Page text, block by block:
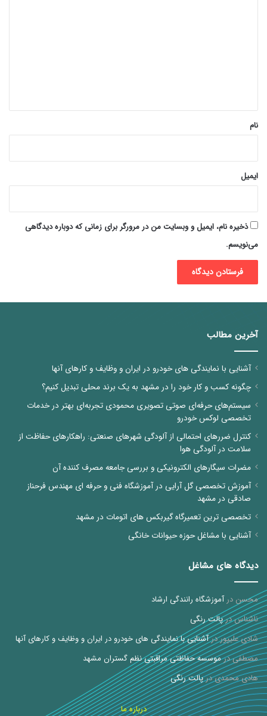
نام
ایمیل
ذخیره نام، ایمیل و وبسایت من در مرورگر برای زمانی که دوباره دیدگاهی
می‌نویسم.
آخرین مطالب
آشنایی با نمایندگی های خودرو در ایران و وظایف و کارهای آنها
چگونه کسب و کار خود را در مشهد به یک برند محلی تبدیل کنیم؟
سیستم‌های حرفه‌ای صوتی تصویری محمودی تجربه‌ای بهتر در خدمات
تخصصی لوکس خودرو
کنترل ضررهای احتمالی از آلودگی شهرهای صنعتی: راهکارهای حفاظت از
سلامت در آلودگی هوا
مضرات سیگارهای الکترونیکی و بررسی جامعه مصرف کننده آن
آموزش تخصصی گل آرایی در آموزشگاه فنی و حرفه ای مهندس فرحناز
صادقی در مشهد
تخصصی ترین تعمیرگاه گیربکس های اتومات در مشهد
آشنایی با مشاغل حوزه حیوانات خانگی
دیدگاه های مشاغل
محسن درآموزشگاه رانندگی ارشاد
ناشناسدرپالت رنگی
شادی علیپوردرآشنایی با نمایندگی های خودرو در ایران و وظایف و کارهای آنها
مصطفیدرموسسه حفاظتی مراقبتی نظم گستران مشهد
هادی محمدیدرپالت رنگی
درباره ما